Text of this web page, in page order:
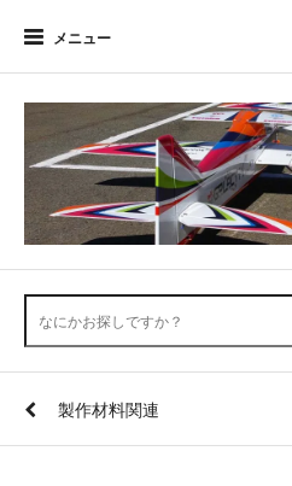
メニュー
製作材料関連